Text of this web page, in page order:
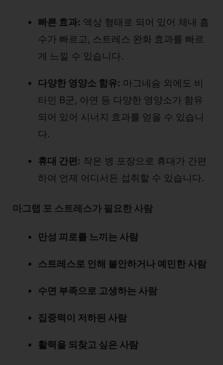
빠른 효과: 액상 형태로 되어 있어 체내 흡
수가 빠르고, 스트레스 완화 효과를 빠르
게 느낄 수 있습니다.
다양한 영양소 함유: 마그네슘 외에도 비
타민 B군, 아연 등 다양한 영양소가 함유
되어 있어 시너지 효과를 얻을 수 있습니
다.
휴대 간편: 작은 병 포장으로 휴대가 간편
하여 언제 어디서든 섭취할 수 있습니다.
마그랩 포 스트레스가 필요한 사람
만성 피로를 느끼는 사람
스트레스로 인해 불안하거나 예민한 사람
수면 부족으로 고생하는 사람
집중력이 저하된 사람
활력을 되찾고 싶은 사람